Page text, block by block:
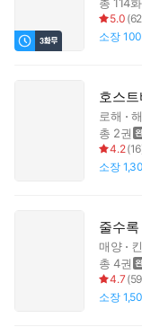
5.0 (62
소장
호스
로해
총 2권
4.2(16
소장
줄수
매양
총 4권
4.7 (59
소장